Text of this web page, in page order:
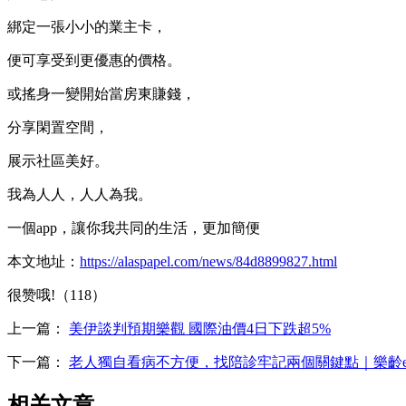
綁定一張小小的業主卡，
便可享受到更優惠的價格。
或搖身一變開始當房東賺錢，
分享閑置空間，
展示社區美好。
我為人人，人人為我。
一個app，讓你我共同的生活，更加簡便
本文地址： https://alaspapel.com/news/84d8899827.html
很赞哦!（118）
上一篇： 美伊談判預期樂觀 國際油價4日下跌超5%
下一篇： 老人獨自看病不方便，找陪診牢記兩個關鍵點｜樂齡